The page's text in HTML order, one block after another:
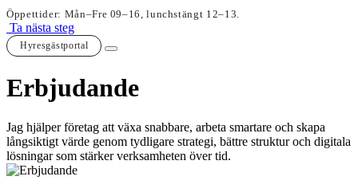
Öppettider: Mån–Fre 09–16, lunchstängt 12–13.
Ta nästa steg
Hyresgästportal
Erbjudande
Jag hjälper företag att växa snabbare, arbeta smartare och skapa
långsiktigt värde genom tydligare strategi, bättre struktur och digitala
lösningar som stärker verksamheten över tid.